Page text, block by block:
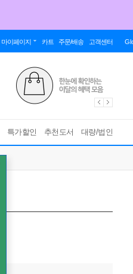
마이페이지 카트 주문/배송 고객센터
특가할인 추천도서 대량/법인